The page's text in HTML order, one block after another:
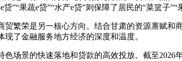
”“果蔬e贷”“水产e贷”则保障了居民的“菜篮子
荣是另一核心方向。结合甘肃的资源禀赋和商
了金融服务地方经济的深度和温度。
景的快速落地和贷款的高效投放。截至2026